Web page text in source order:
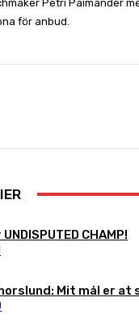
Petri Paimander
för anbud.
CHAMP!
Mit mål er at